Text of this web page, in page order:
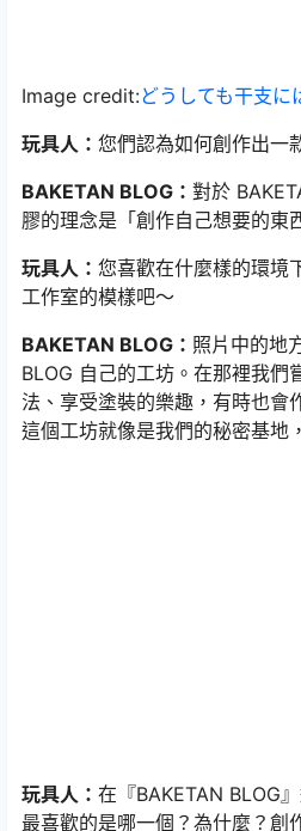
Image credit:どうしても干支に
玩具人： 您們認為如何創作出一
BAKETAN BLOG： 對於
膠的理念是「創作自己想要的東
玩具人： 您喜歡在什麼樣的環境
工作室的模樣吧～
BAKETAN BLOG： 照片中的地
BLOG 自己的工坊。在那裡我們
法、享受塗裝的樂趣，有時也會
這個工坊就像是我們的秘密基地
玩具人： 在『BAKETAN BLOG
最喜歡的是哪一個？為什麼？創